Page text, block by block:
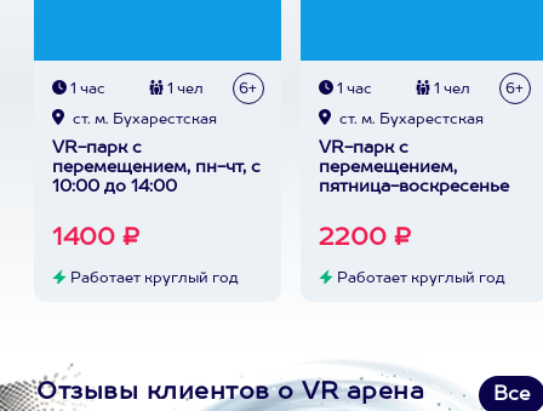
1 час 1 чел 6+
ст. м. Бухарестская
VR-парк с
перемещением, пн-чт, с
10:00 до 14:00
1400 ₽
Работает круглый год
1 час 1 чел 6+
ст. м. Бухарестская
VR-парк с
перемещением,
пятница-воскресенье
2200 ₽
Работает круглый год
Отзывы клиентов о VR арена Все